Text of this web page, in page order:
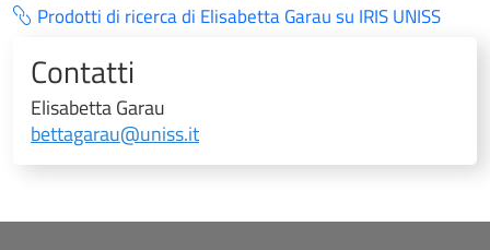
Prodotti di ricerca di Elisabetta Garau su IRIS UNISS
Contatti
Elisabetta Garau
bettagarau@uniss.it